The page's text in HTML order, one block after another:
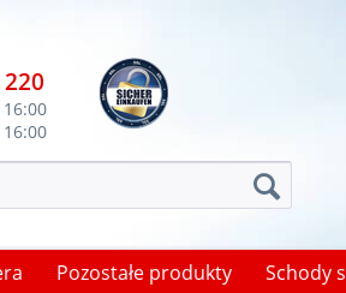
Pozostałe produkty Schody